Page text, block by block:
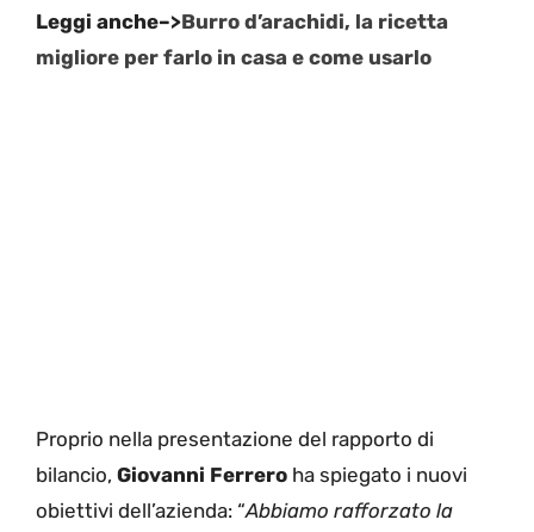
Leggi anche–>Burro d’arachidi, la ricetta
migliore per farlo in casa e come usarlo
Proprio nella presentazione del rapporto di
bilancio, Giovanni Ferrero ha spiegato i nuovi
obiettivi dell’azienda: “Abbiamo rafforzato la